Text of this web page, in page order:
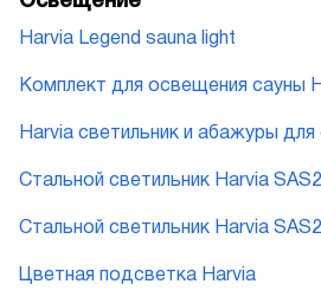
Harvia Legend sauna light
Комплект для освещения сауны
Harvia cветильник и абажуры для
Стальной светильник Harvia
Стальной светильник Harvia
Цветная подсветка Harvia